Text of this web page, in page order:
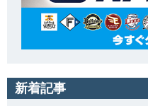
新着記事